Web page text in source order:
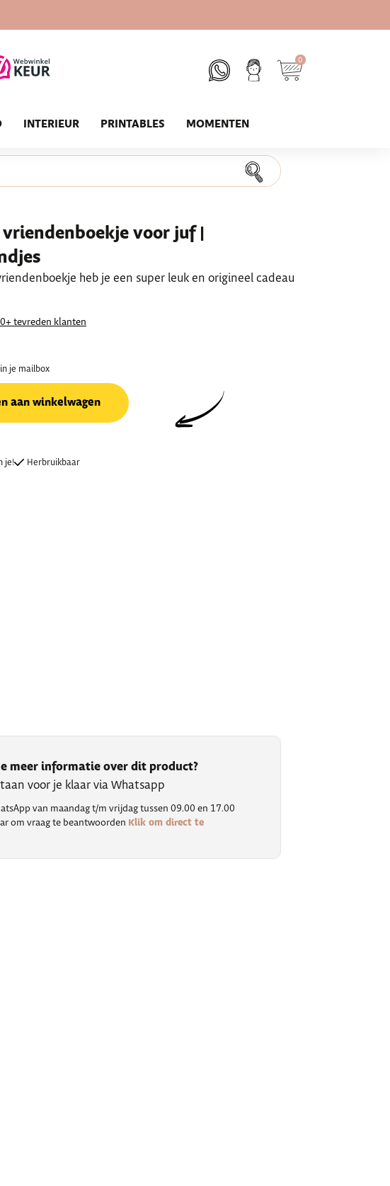
0
INTERIEUR PRINTABLES MOMENTEN
voor juf |
heb je een super leuk en origineel cadeau
tevreden klanten
je mailbox
aan winkelwagen
je! Herbruikbaar
meer informatie over dit product?
voor je klaar via Whatsapp
van maandag t/m vrijdag tussen 09.00 en 17.00
om vraag te beantwoorden Klik om direct te